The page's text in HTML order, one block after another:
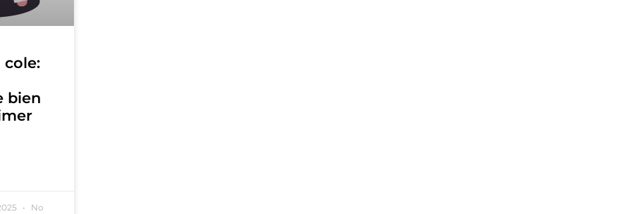
cole:
bien
No